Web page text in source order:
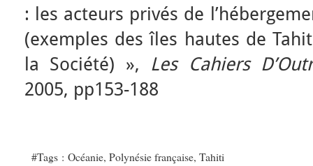
: les acteurs privés de
(exemples des îles hautes de
la Société) », Les Cahiers
2005, pp153-188
#Tags : Océanie, Polynésie française, Tahiti